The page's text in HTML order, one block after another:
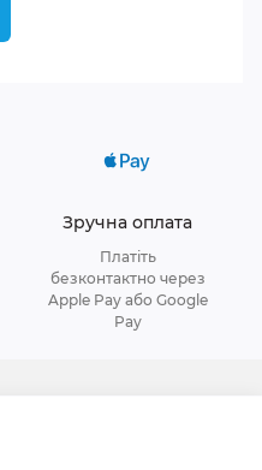
Зручна оплата
Платіть
безконтактно через
Apple Pay або Google
Pay